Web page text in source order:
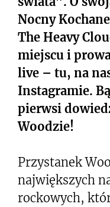
Nocny
The Heavy
miejscu i
live – tu, na
Instagramie.
pierwsi
Woodzie!
Przystanek
największych
rockowych,